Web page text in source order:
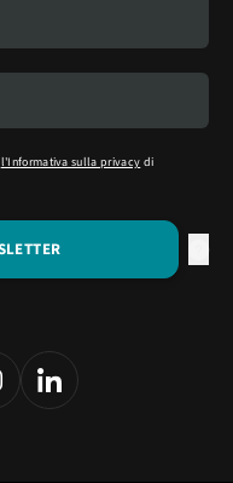
l'Informativa sulla privacy di